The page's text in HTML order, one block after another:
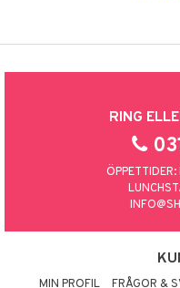
RING
MIN PROFIL FRÅGOR &